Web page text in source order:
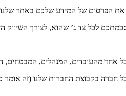
הפרסום של המידע שלכם באתר
לכל צד ג’ שהוא, לצורך השיווק
מהעובדים, המנהלים, המבטחים,
חברה בקבוצת החברות שלנו (זה אומר